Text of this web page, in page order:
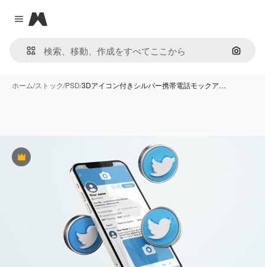
Close menu
Magnific
画像で
ホーム/ストック/PSD/3Dアイコン付きシルバー携帯電話モックア…
Premium